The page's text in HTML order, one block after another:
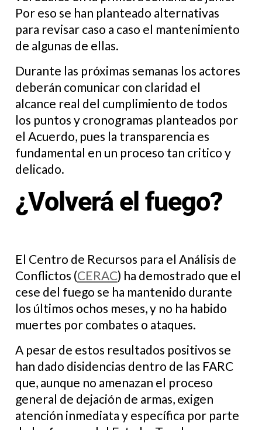
Por eso se han planteado alternativas
para revisar caso a caso el mantenimiento
de algunas de ellas.
Durante las próximas semanas los actores
deberán comunicar con claridad el
alcance real del cumplimiento de todos
los puntos y cronogramas planteados por
el Acuerdo, pues la transparencia es
fundamental en un proceso tan critico y
delicado.
¿Volverá el fuego?
El Centro de Recursos para el Análisis de
Conflictos (CERAC) ha demostrado que el
cese del fuego se ha mantenido durante
los últimos ochos meses, y no ha habido
muertes por combates o ataques.
A pesar de estos resultados positivos se
han dado disidencias dentro de las FARC
que, aunque no amenazan el proceso
general de dejación de armas, exigen
atención inmediata y específica por parte